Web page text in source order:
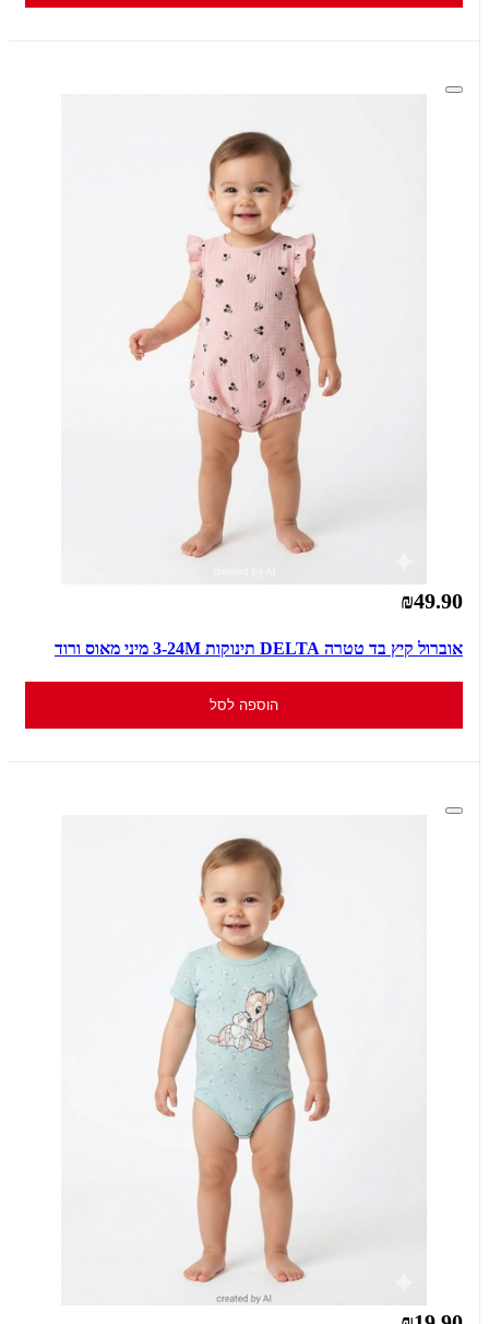
₪49.90
אוברול קיץ בד טטרה DELTA תינוקות 3-24M מיני מאוס ורוד
הוספה לסל